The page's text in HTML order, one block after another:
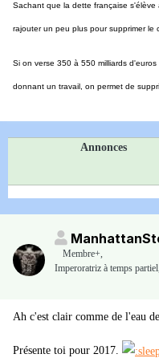
Sachant que la dette française s'élève
rajouter un peu plus pour supprimer le
Si on verse 350 à 550 milliards
donnant un travail, on permet de
Annonces
Membre+,
Imperoratriz à temps partiel,
Ah c'est clair comme de l'eau
Présente toi pour 2017.